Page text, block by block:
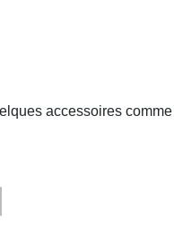
accessoires